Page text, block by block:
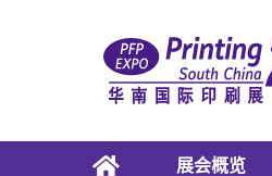
展会概览